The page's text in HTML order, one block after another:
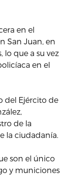
en el
San Juan, en
lo que a su vez
en el
del Ejército de
de la
la ciudadanía.
son el único
y municiones